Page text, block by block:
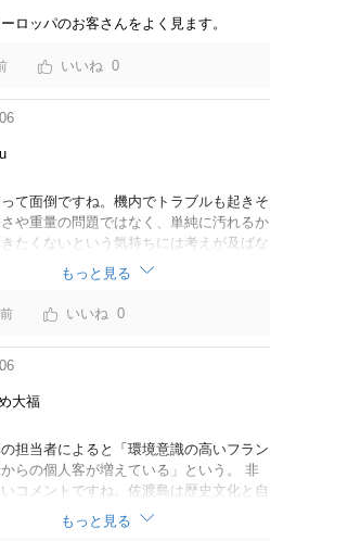
ロッパのお客さんをよく見ます。
0
て面倒ですね。機内でトラブルも起きそ
や重量の問題ではなく、単純に汚れるか
きたくないという気持ちには考えが及ばな
でしょうかね。いっそ、荷物棚を撤去した
って、座席指定も荷物も含んだプランとす
で格安プランで分けてもらった方がシンプ
りやすいかも。どんどん料金が細分化され
。
もっと見る
0
大福
担当者によると「環境意識の高いフラン
らの個人客が増えている」という。 非
コメントですね。佐渡島は歴史文化と自
っての土地となっているので、個人的には
の低い人は来ないでほしいです。「金がと
もっと見る